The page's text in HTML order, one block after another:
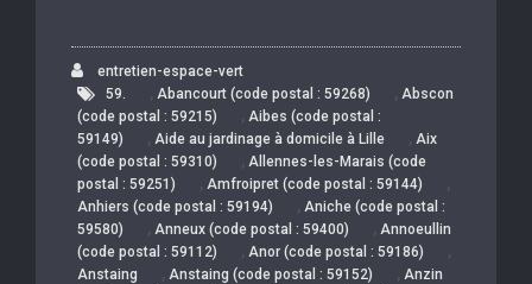
entretien-espace-vert
59.
, Abancourt (code postal : 59268) , Abscon
(code postal : 59215)
, Aibes (code postal :
59149)
, Aide au jardinage à domicile à Lille , Aix
(code postal : 59310)
, Allennes-les-Marais (code
postal : 59251)
, Amfroipret (code postal : 59144) ,
Anhiers (code postal : 59194) , Aniche (code postal :
59580)
, Anneux (code postal : 59400) , Annoeullin
(code postal : 59112)
, Anor (code postal : 59186) ,
Anstaing , Anstaing (code postal : 59152) , Anzin